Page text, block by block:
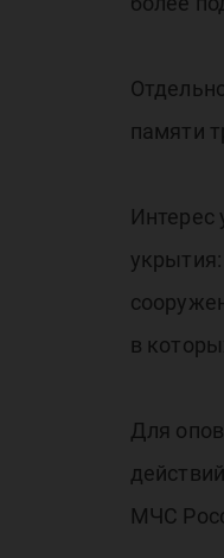
памяти
Интерес
в
Для
МЧС